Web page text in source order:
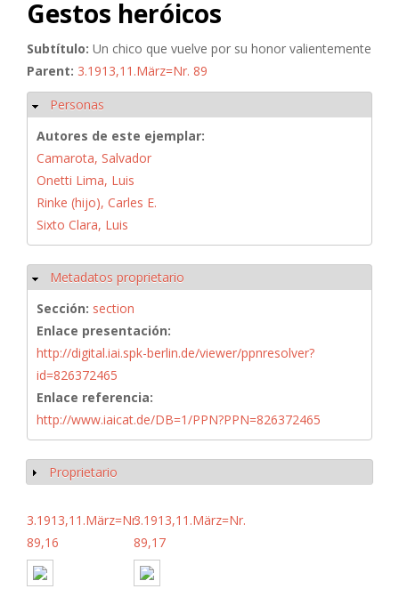
Gestos heróicos
Subtítulo: Un chico que vuelve por su honor valientemente
Parent: 3.1913,11.März=Nr. 89
Ocultar
Personas
Autores de este ejemplar:
Camarota, Salvador
Onetti Lima, Luis
Rinke (hijo), Carles E.
Sixto Clara, Luis
Ocultar
Metadatos proprietario
Sección: section
Enlace presentación:
http://digital.iai.spk-berlin.de/viewer/ppnresolver?
id=826372465
Enlace referencia:
http://www.iaicat.de/DB=1/PPN?PPN=826372465
Mostrar
Proprietario
3.1913,11.März=Nr.
89,16
3.1913,11.März=Nr.
89,17